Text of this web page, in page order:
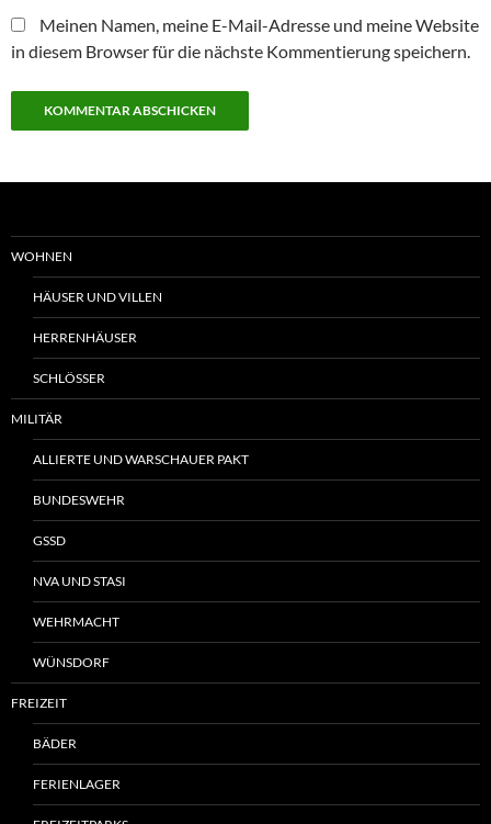
Meinen Namen, meine E-Mail-Adresse und meine Website
in diesem Browser für die nächste Kommentierung speichern.
WOHNEN
HÄUSER UND VILLEN
HERRENHÄUSER
SCHLÖSSER
MILITÄR
ALLIERTE UND WARSCHAUER PAKT
BUNDESWEHR
GSSD
NVA UND STASI
WEHRMACHT
WÜNSDORF
FREIZEIT
BÄDER
FERIENLAGER